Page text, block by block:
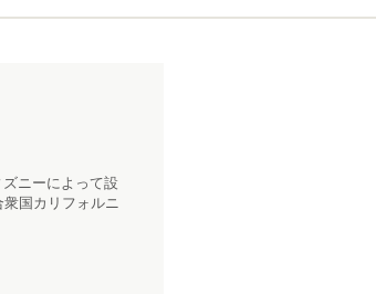
ニーによって設
国カリフォルニ